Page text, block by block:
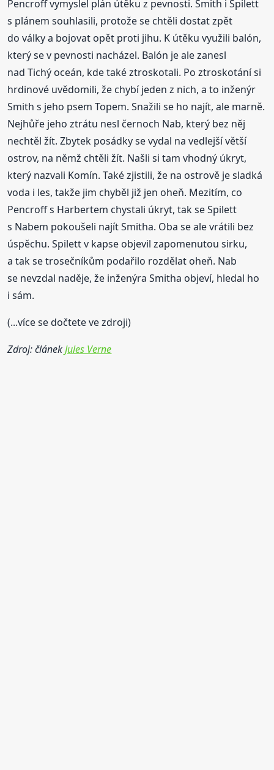
Pencroff vymyslel plán útěku z pevnosti. Smith i Spilett
s plánem souhlasili, protože se chtěli dostat zpět
do války a bojovat opět proti jihu. K útěku využili balón,
který se v pevnosti nacházel. Balón je ale zanesl
nad Tichý oceán, kde také ztroskotali. Po ztroskotání si
hrdinové uvědomili, že chybí jeden z nich, a to inženýr
Smith s jeho psem Topem. Snažili se ho najít, ale marně.
Nejhůře jeho ztrátu nesl černoch Nab, který bez něj
nechtěl žít. Zbytek posádky se vydal na vedlejší větší
ostrov, na němž chtěli žít. Našli si tam vhodný úkryt,
který nazvali Komín. Také zjistili, že na ostrově je sladká
voda i les, takže jim chyběl již jen oheň. Mezitím, co
Pencroff s Harbertem chystali úkryt, tak se Spilett
s Nabem pokoušeli najít Smitha. Oba se ale vrátili bez
úspěchu. Spilett v kapse objevil zapomenutou sirku,
a tak se trosečníkům podařilo rozdělat oheň. Nab
se nevzdal naděje, že inženýra Smitha objeví, hledal ho
i sám.
(...více se dočtete ve zdroji)
Zdroj: článekJules Verne